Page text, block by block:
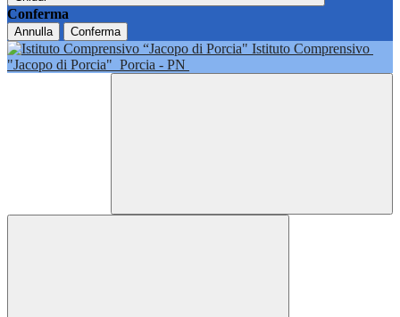
Conferma
Annulla Conferma
Istituto Comprensivo
"Jacopo di Porcia" Porcia - PN